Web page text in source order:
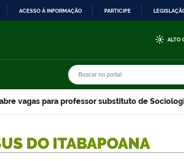
ACESSO À INFORMAÇÃO PARTICIPE
ALTO
vagas para professor substituto de
DO ITABAPOANA